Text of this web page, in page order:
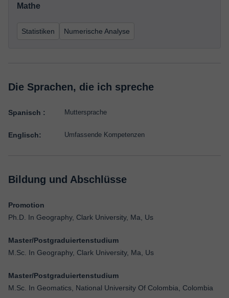
Mathe
Statistiken Numerische Analyse
Die Sprachen, die ich spreche
Spanisch : Muttersprache
Englisch: Umfassende Kompetenzen
Bildung und Abschlüsse
Promotion
Ph.D. In Geography, Clark University, Ma, Us
Master/Postgraduiertenstudium
M.Sc. In Geography, Clark University, Ma, Us
Master/Postgraduiertenstudium
M.Sc. In Geomatics, National University Of Colombia, Colombia